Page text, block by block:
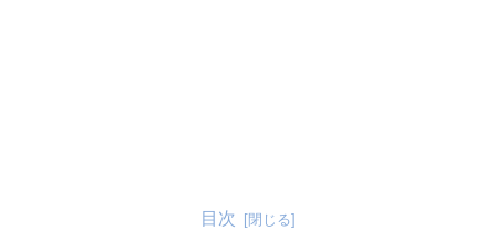
目次